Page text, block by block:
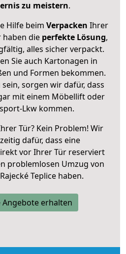
zu meistern.
Hilfe beim Verpacken Ihrer
haben die perfekte Lösung,
alles sicher verpackt.
Sie auch Kartonagen in
und Formen bekommen.
sorgen wir dafür, dass
mit einem Möbellift oder
Lkw kommen.
Tür? Kein Problem! Wir
dafür, dass eine
vor Ihrer Tür reserviert
problemlosen Umzug von
Teplice haben.
Angebote erhalten